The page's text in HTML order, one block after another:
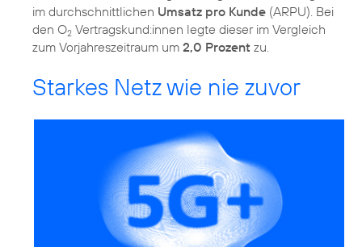
im durchschnittlichen Umsatz pro Kunde (ARPU). Bei
den O2 Vertragskund:innen legte dieser im Vergleich
zum Vorjahreszeitraum um 2,0 Prozent zu.
Starkes Netz wie nie zuvor